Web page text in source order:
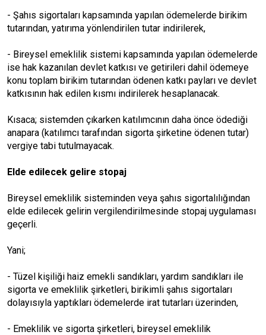
- Şahıs sigortaları kapsamında yapılan ödemelerde birikim
tutarından, yatırıma yönlendirilen tutar indirilerek,
- Bireysel emeklilik sistemi kapsamında yapılan ödemelerde
ise hak kazanılan devlet katkısı ve getirileri dahil ödemeye
konu toplam birikim tutarından ödenen katkı payları ve devlet
katkısının hak edilen kısmı indirilerek hesaplanacak.
Kısaca; sistemden çıkarken katılımcının daha önce ödediği
anapara (katılımcı tarafından sigorta şirketine ödenen tutar)
vergiye tabi tutulmayacak.
Elde edilecek gelire stopaj
Bireysel emeklilik sisteminden veya şahıs sigortalılığından
elde edilecek gelirin vergilendirilmesinde stopaj uygulaması
geçerli.
Yani;
- Tüzel kişiliği haiz emekli sandıkları, yardım sandıkları ile
sigorta ve emeklilik şirketleri, birikimli şahıs sigortaları
dolayısıyla yaptıkları ödemelerde irat tutarları üzerinden,
- Emeklilik ve sigorta şirketleri, bireysel emeklilik